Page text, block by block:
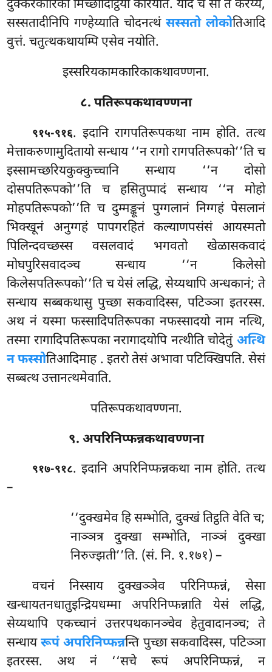
दुक्करकारिका मिच्छादिट्ठिया करियति. यदि च सो तं करेय्य,
सस्सतादीनिपि गण्हेय्याति चोदनत्थं सस्सतो लोकोतिआदि
वुत्तं. चतुत्थकथायम्पि एसेव नयोति.
इस्सरियकामकारिकाकथावण्णना.
८. पतिरूपकथावण्णना
९१५-९१६. इदानि रागपतिरूपकथा नाम होति. तत्थ
मेत्ताकरुणामुदितायो सन्धाय ‘‘न रागो रागपतिरूपको’’ति च
इस्सामच्छरियकुक्कुच्चानि सन्धाय ‘‘न दोसो
दोसपतिरूपको’’ति च हसितुप्पादं सन्धाय ‘‘न मोहो
मोहपतिरूपको’’ति च दुम्मङ्कूनं पुग्गलानं निग्गहं पेसलानं
भिक्खूनं अनुग्गहं पापगरहितं कल्याणपसंसं आयस्मतो
पिलिन्दवच्छस्स वसलवादं भगवतो खेळासकवादं
मोघपुरिसवादञ्च सन्धाय ‘‘न किलेसो
किलेसपतिरूपको’’ति च येसं लद्धि, सेय्यथापि अन्धकानं; ते
सन्धाय सब्बकथासु पुच्छा सकवादिस्स, पटिञ्ञा इतरस्स.
अथ नं यस्मा फस्सादिपतिरूपका नफस्सादयो नाम नत्थि,
तस्मा रागादिपतिरूपका नरागादयोपि नत्थीतिचोदेतुं अत्थि
न फस्सोतिआदिमाह . इतरो तेसं अभावा पटिक्खिपति. सेसं
सब्बत्थ उत्तानत्थमेवाति.
पतिरूपकथावण्णना.
९. अपरिनिप्फन्नकथावण्णना
९१७-९१८. इदानि अपरिनिप्फन्नकथा नाम होति. तत्थ
–
‘‘दुक्खमेव हि सम्भोति, दुक्खं तिट्ठति वेति च;
नाञ्ञत्र दुक्खा सम्भोति, नाञ्ञं दुक्खा
निरुज्झती’’ति. (सं. नि. १.१७१) –
वचनं निस्साय दुक्खञ्ञेव परिनिप्फन्नं, सेसा
खन्धायतनधातुइन्द्रियधम्मा अपरिनिप्फन्नाति येसं लद्धि,
सेय्यथापि एकच्चानं उत्तरपथकानञ्चेव हेतुवादानञ्च; ते
सन्धायरूपं अपरिनिप्फन्नन्ति पुच्छा सकवादिस्स, पटिञ्ञा
इतरस्स. अथ नं ‘‘सचे रूपं अपरिनिप्फन्नं, न